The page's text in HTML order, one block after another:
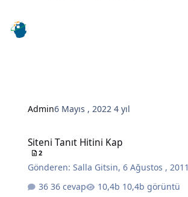
Admin6 Mayıs , 20224 yıl
Siteni Tanıt Hitini Kap
2
Gönderen:Salla Gitsin,6 Ağustos , 2011
36 cevap
10,4b görüntü